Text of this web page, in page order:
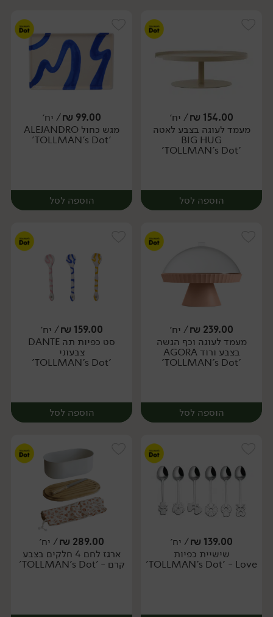
יח׳ יח׳
154.00
₪/ יח׳
מעמד לעוגה בצבע לאטה
BIG HUG
'TOLLMAN's Dot'
הוספה לסל
יח׳
99.00
₪/ יח׳
מגש כחול ALEJANDRO
'TOLLMAN's Dot'
הוספה לסל
יח׳
239.00
₪/ יח׳
מעמד לעוגה וכף הגשה
בצבע ורוד AGORA
'TOLLMAN's Dot'
הוספה לסל
יח׳
159.00
₪/ יח׳
סט כפיות תה DANTE
צבעוני
'TOLLMAN's Dot'
הוספה לסל
יח׳
139.00
₪/ יח׳
שישיית כפיות
TOLLMAN's Dot' - Love'
289.00
₪/ יח׳
ארגז לחם 4 חלקים בצבע
קרם - 'TOLLMAN's Dot'